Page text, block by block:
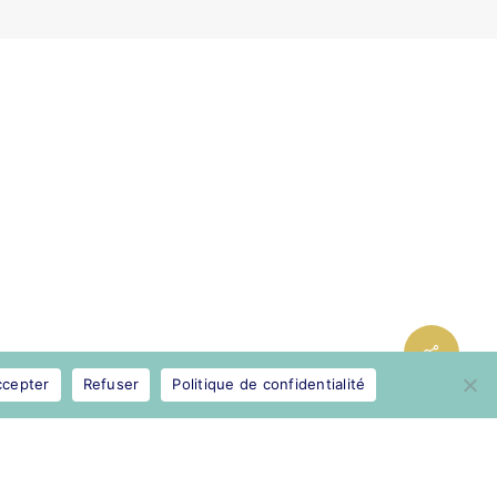
Share
Refuser Politique de confidentialité